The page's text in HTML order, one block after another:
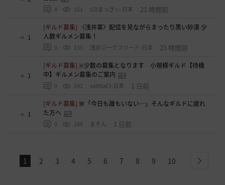
4 151 GDまっきぃ-日本 21 時間前
1
[ギルド募集]
〈浅井軍〉配信を見ながらまったり黒い砂漠 少
人数ギルメン募集！
0 135 浅井ジークフリード-日本 23 時間前
1
[ギルド募集] ※少数の募集となります 小規模ギルド【待機
中】ギルメン募集のご案内
0 242 saltNaCl-日本 1 日前
1
[ギルド募集] 🌸「今日も誰もいない…」そんなギルドに疲れ
た方へ
0 285 まそん 1 日前
1 2 3 4 5 6 7 8 9 10 next